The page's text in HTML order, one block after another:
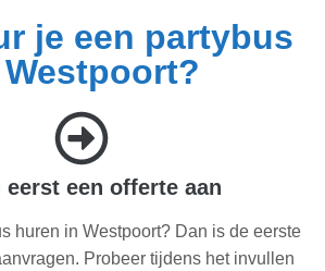
je een partybus
eerst een offerte aan
huren in Westpoort? Dan is de eerste
Probeer tijdens het invullen